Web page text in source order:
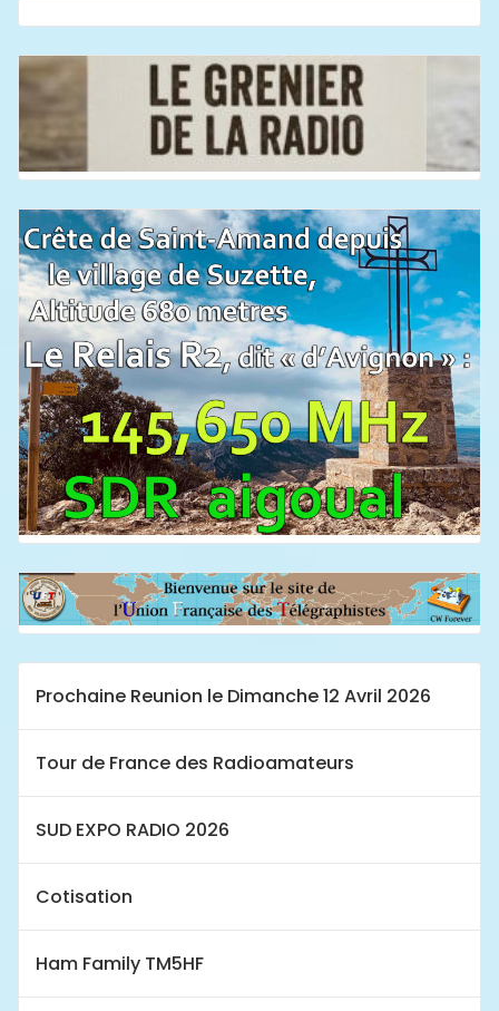
Prochaine Reunion le Dimanche 12 Avril 2026
Tour de France des Radioamateurs
SUD EXPO RADIO 2026
Cotisation
Ham Family TM5HF